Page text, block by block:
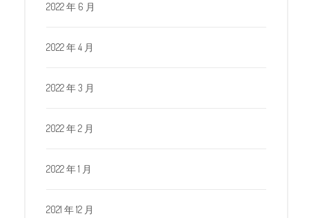
2022 年 6 月
2022 年 4 月
2022 年 3 月
2022 年 2 月
2022 年 1 月
2021 年 12 月